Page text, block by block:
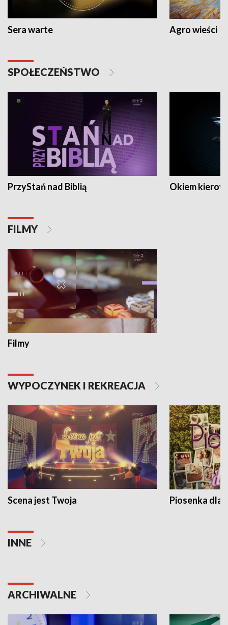
Sera warte Agro wieści
SPOŁECZEŃSTWO
PrzyStań nad Biblią Okiem
FILMY
Filmy
WYPOCZYNEK I REKREACJA
Scena jest Twoja Piosenka dla
INNE
ARCHIWALNE